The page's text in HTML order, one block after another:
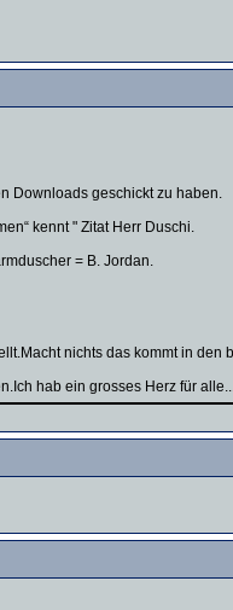
Downloads geschickt zu haben.
kennt " Zitat Herr Duschi.
= B. Jordan.
nichts das kommt in den
hab ein grosses Herz für